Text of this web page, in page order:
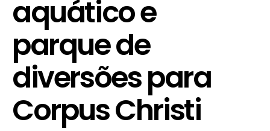
aquático e
parque de
diversões para
Corpus Christi